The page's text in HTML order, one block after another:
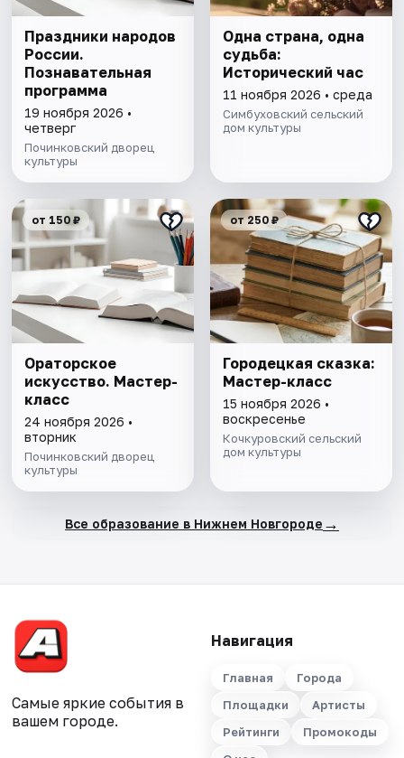
Праздники народов
России.
Познавательная
программа
19 ноября 2026 •
четверг
Починковский дворец
культуры
Одна страна, одна
судьба:
Исторический час
11 ноября 2026 • среда
Симбуховский сельский
дом культуры
от 150 ₽
Ораторское
искусство. Мастер-
класс
24 ноября 2026 •
вторник
Починковский дворец
культуры
от 250 ₽
Городецкая сказка:
Мастер-класс
15 ноября 2026 •
воскресенье
Кочкуровский сельский
дом культуры
Все образование в Нижнем Новгороде →
Самые яркие события в
вашем городе.
Навигация
Главная
Города
Площадки
Артисты
Рейтинги
Промокоды